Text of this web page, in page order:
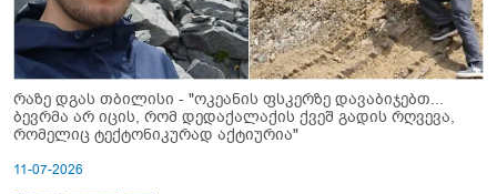
რაზე დგას თბილისი - "ოკეანის ფსკერზე დავაბიჯებთ...
ბევრმა არ იცის, რომ დედაქალაქის ქვეშ გადის რღვევა,
რომელიც ტექტონიკურად აქტიურია"
11-07-2026